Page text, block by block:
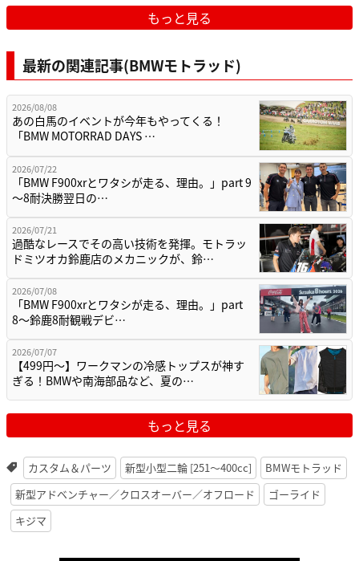
もっと見る
最新の関連記事(BMWモトラッド)
2026/08/08
あの白馬のイベントが今年もやってくる！
「BMW MOTORRAD DAYS …
2026/07/22
「BMW F900xrとワタシが走る、理由。」part 9
〜8耐決勝翌日の…
2026/07/21
過酷なレースでその高い技術を発揮。モトラッ
ドミツオカ鈴鹿店のメカニックが、鈴…
2026/07/08
「BMW F900xrとワタシが走る、理由。」part
8〜鈴鹿8耐観戦デビ…
2026/07/07
【499円〜】ワークマンの冷感トップスが神す
ぎる！BMWや南海部品など、夏の…
もっと見る
カスタム＆パーツ 新型小型二輪 [251〜400cc]
BMWモトラッド
新型アドベンチャー／クロスオーバー／オフロード
ゴーライド
キジマ